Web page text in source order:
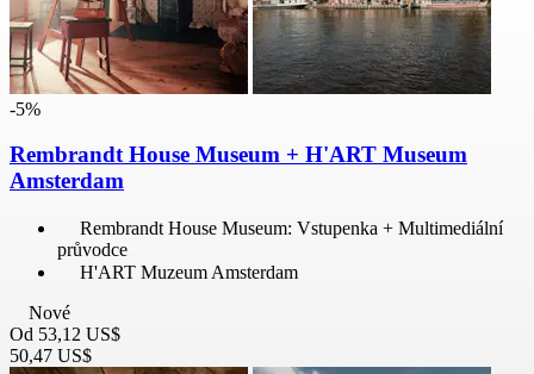
-5%
Rembrandt House Museum + H'ART Museum
Amsterdam
Rembrandt House Museum: Vstupenka + Multimediální
průvodce
H'ART Muzeum Amsterdam
Nové
Od 53,12 US$
50,47 US$